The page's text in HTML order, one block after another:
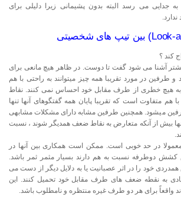
جدایی می رسد البته بدون پشیمانی زیرا دلیلی برای
کند ؟
آشنا می شود گفت تا دوست. در ظاهر هیچ مانعی برای
و طرفین در مورد تقریبا همه چیز میتوانند به راحتی با هم
هیچ خطری از طرف مقابل خود احساس نمی کنند. نقاط
هم متفاوت است که تقریبا پایان همه گفتگوهای آنها تنها
میشود. همچنین طرفین مشابه دارای مشکلات مشابهی
بیش از آنکه متعارض به نقاط ضعف همدیگر شوند ، نسبت
در حد خوبی است. ممکن است همکاری بین آنها در
دوطرفه نسبت به هم دارند بسیار مثمر ثمر باشد.
خود را در اثر عصبانیت یا به دلایل دیگر از دست می
به نقطه ضعف های طرف مقابل خود تحمیل کنند. این
واقعاً برای هر دو طرف غیره منتظره و نامطلوب باشد.